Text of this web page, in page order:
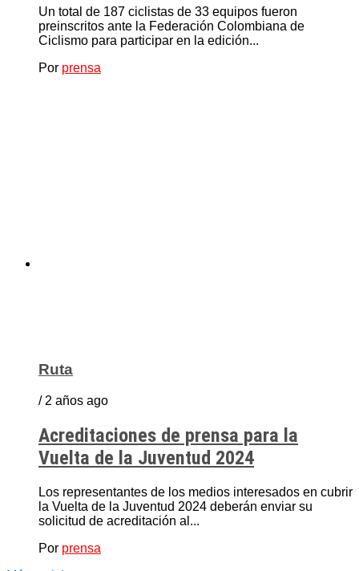
Un total de 187 ciclistas de 33 equipos fueron
preinscritos ante la Federación Colombiana de
Ciclismo para participar en la edición...
Por prensa
Ruta
/ 2 años ago
Acreditaciones de prensa para la
Vuelta de la Juventud 2024
Los representantes de los medios interesados en cubrir
la Vuelta de la Juventud 2024 deberán enviar su
solicitud de acreditación al...
Por prensa